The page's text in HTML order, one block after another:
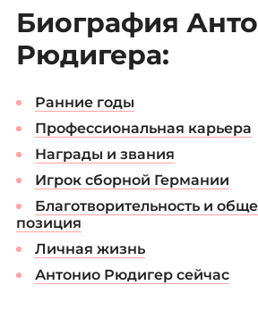
Биография
Рюдигера:
Ранние годы
Профессиональная карьера
Награды и звания
Игрок сборной Германии
Благотворительность и
позиция
Личная жизнь
Антонио Рюдигер сейчас